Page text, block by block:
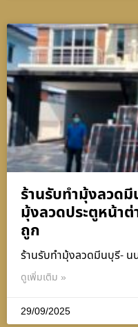
ร้านรับทำมุ้งลวด
มุ้งลวดประตูหน้าต่
ถูก
ร้านรับทำมุ้งลวดมีนบุรี- น
ดูเพิ่มเติม »
29/09/2025